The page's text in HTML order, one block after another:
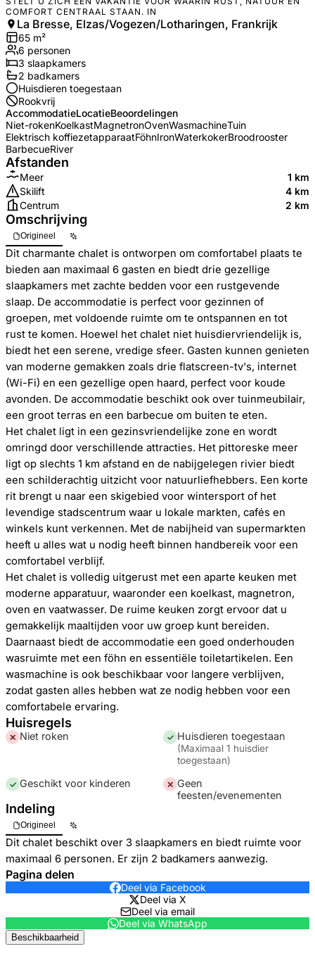
COMFORT CENTRAAL STAAN. IN
La Bresse, Elzas/Vogezen/Lotharingen, Frankrijk
65 m²
6 personen
3 slaapkamers
2 badkamers
Huisdieren toegestaan
Rookvrij
AccommodatieLocatieBeoordelingen
Niet-rokenKoelkastMagnetronOvenWasmachineTuin
Elektrisch koffiezetapparaatFöhnIronWaterkokerBroodrooster
BarbecueRiver
Afstanden
Meer
1 km
Skilift
4 km
Centrum
2 km
Omschrijving
Origineel
Dit charmante chalet is ontworpen om comfortabel plaats te
bieden aan maximaal 6 gasten en biedt drie gezellige
slaapkamers met zachte bedden voor een rustgevende
slaap. De accommodatie is perfect voor gezinnen of
groepen, met voldoende ruimte om te ontspannen en tot
rust te komen. Hoewel het chalet niet huisdiervriendelijk is,
biedt het een serene, vredige sfeer. Gasten kunnen genieten
van moderne gemakken zoals drie flatscreen-tv's, internet
(Wi-Fi) en een gezellige open haard, perfect voor koude
avonden. De accommodatie beschikt ook over tuinmeubilair,
een groot terras en een barbecue om buiten te eten.
Het chalet ligt in een gezinsvriendelijke zone en wordt
omringd door verschillende attracties. Het pittoreske meer
ligt op slechts 1 km afstand en de nabijgelegen rivier biedt
een schilderachtig uitzicht voor natuurliefhebbers. Een korte
rit brengt u naar een skigebied voor wintersport of het
levendige stadscentrum waar u lokale markten, cafés en
winkels kunt verkennen. Met de nabijheid van supermarkten
heeft u alles wat u nodig heeft binnen handbereik voor een
comfortabel verblijf.
Het chalet is volledig uitgerust met een aparte keuken met
moderne apparatuur, waaronder een koelkast, magnetron,
oven en vaatwasser. De ruime keuken zorgt ervoor dat u
gemakkelijk maaltijden voor uw groep kunt bereiden.
Daarnaast biedt de accommodatie een goed onderhouden
wasruimte met een föhn en essentiële toiletartikelen. Een
wasmachine is ook beschikbaar voor langere verblijven,
zodat gasten alles hebben wat ze nodig hebben voor een
comfortabele ervaring.
Huisregels
✕ Niet roken ✓ Huisdieren toegestaan
(Maximaal 1 huisdier
toegestaan)
✓ Geschikt voor kinderen ✕ Geen
feesten/evenementen
Indeling
Origineel
Dit chalet beschikt over 3 slaapkamers en biedt ruimte voor
maximaal 6 personen. Er zijn 2 badkamers aanwezig.
Pagina delen
Deel via Facebook
Deel via X
Deel via email
Deel via WhatsApp
Beschikbaarheid